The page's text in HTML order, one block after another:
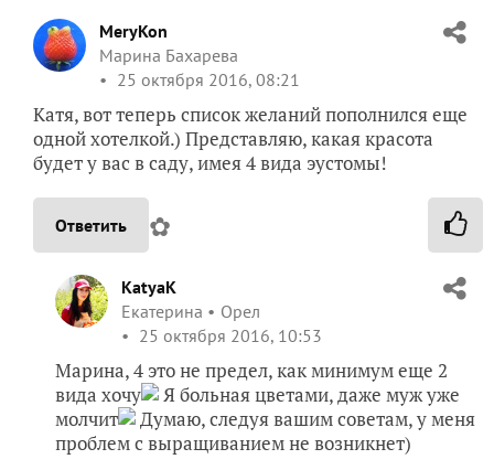
MeryKon
Марина Бахарева
25 октября 2016, 08:21
Катя, вот теперь список желаний пополнился еще
одной хотелкой.) Представляю, какая красота
будет у вас в саду, имея 4 вида эустомы!
Ответить ✿
KatyaK
Екатерина
Орел
25 октября 2016, 10:53
Марина, 4 это не предел, как минимум еще 2
вида хочу
Я больная цветами, даже муж уже
молчит
Думаю, следуя вашим советам, у меня
проблем с выращиванием не возникнет)